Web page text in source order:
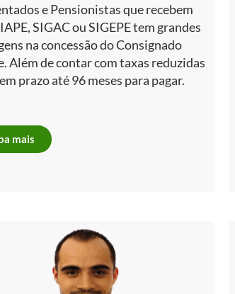
e Pensionistas que recebem
SIGAC ou SIGEPE tem grandes
na concessão do Consignado
Além de contar com taxas reduzidas
prazo até 96 meses para pagar.
mais